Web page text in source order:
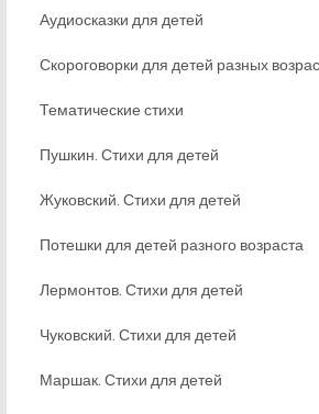
Аудиосказки для детей
Скороговорки для детей разных
Тематические стихи
Пушкин. Стихи для детей
Жуковский. Стихи для детей
Потешки для детей разного возраста
Лермонтов. Стихи для детей
Чуковский. Стихи для детей
Маршак. Стихи для детей